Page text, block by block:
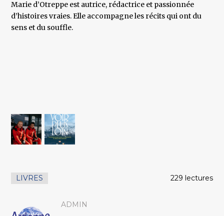
Marie d’Otreppe est autrice, rédactrice et passionnée
d’histoires vraies. Elle accompagne les récits qui ont du
sens et du souffle.
LIVRES 229 lectures
ADMIN